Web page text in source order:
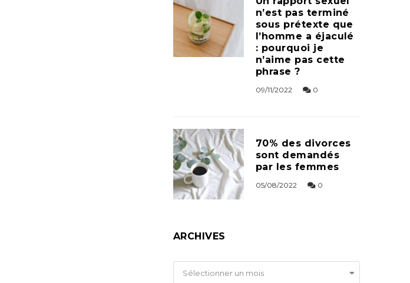
n’est pas terminé
sous prétexte que
l’homme a éjaculé
: pourquoi je
n’aime pas cette
phrase ?
09/11/2022 0
70% des divorces
sont demandés
par les femmes
05/08/2022 0
ARCHIVES
Archives
Sélectionner un mois